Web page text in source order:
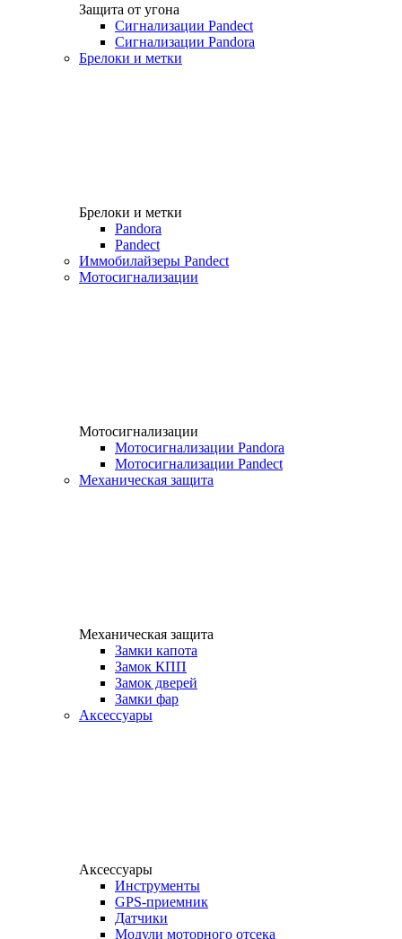
Защита от угона
Сигнализации Pandect
Сигнализации Pandora
Брелоки и метки
Брелоки и метки
Pandora
Pandect
Иммобилайзеры Pandect
Мотосигнализации
Мотосигнализации
Мотосигнализации Pandora
Мотосигнализации Pandect
Механическая защита
Механическая защита
Замки капота
Замок КПП
Замок дверей
Замки фар
Аксессуары
Аксессуары
Инструменты
GPS-приемник
Датчики
Модули моторного отсека